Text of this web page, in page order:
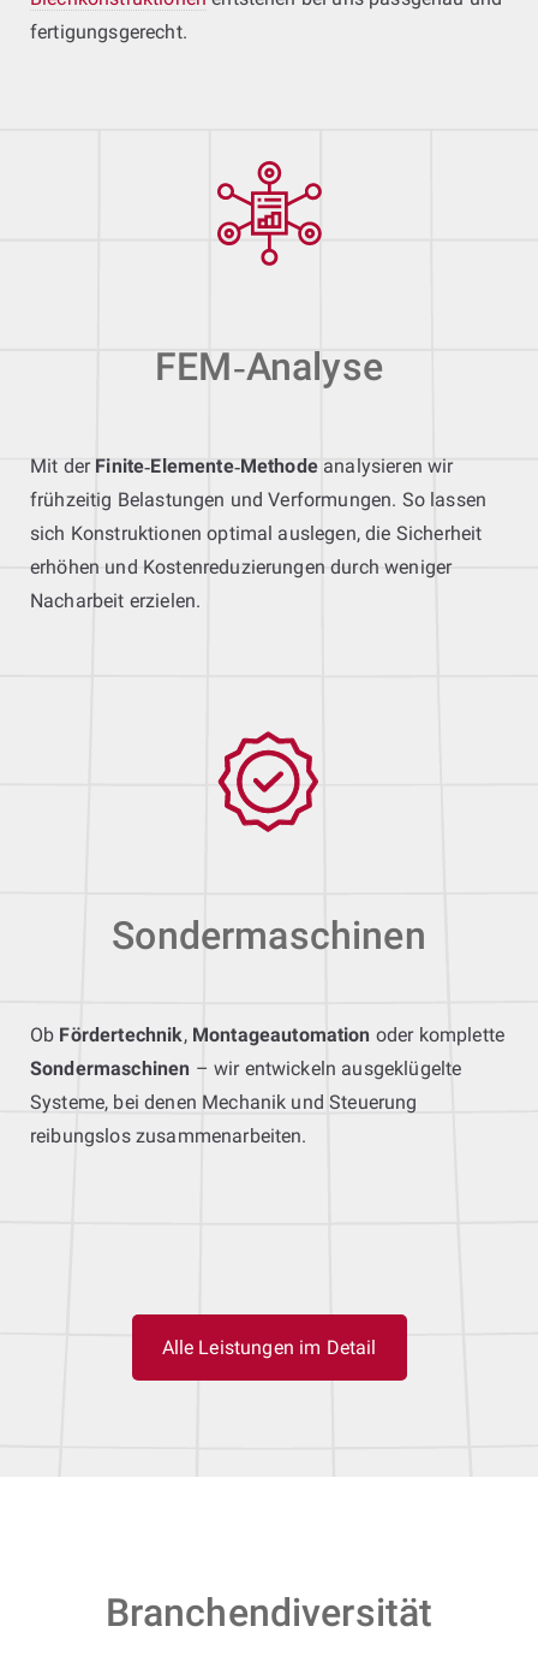
fertigungsgerecht.
FEM‑Analyse
Mit der Finite‑Elemente‑Methodeanalysieren wir
frühzeitig Belastungen und Verformungen. So lassen
sich Konstruktionen optimal auslegen, die Sicherheit
erhöhen und Kostenreduzierungen durch weniger
Nacharbeit erzielen.
Sondermaschinen
Ob Fördertechnik, Montageautomation oder komplette
Sondermaschinen – wir entwickeln ausgeklügelte
Systeme, bei denen Mechanik und Steuerung
reibungslos zusammenarbeiten.
Alle Leistungen im Detail
Branchendiversität